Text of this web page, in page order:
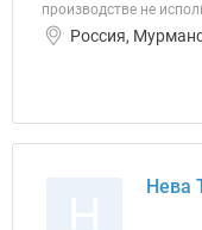
производстве не
Россия,
Нева